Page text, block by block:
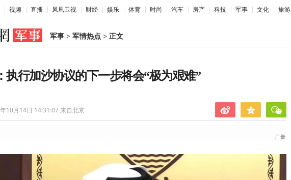
视频 直播 凤凰卫视 财经 娱乐 体育 时尚 汽车 房产 科技 军事 文化 旅游
军事 > 军情热点 > 正文
执行加沙协议的下一步将会“极为艰难”
10月14日 14:31:07来自北京